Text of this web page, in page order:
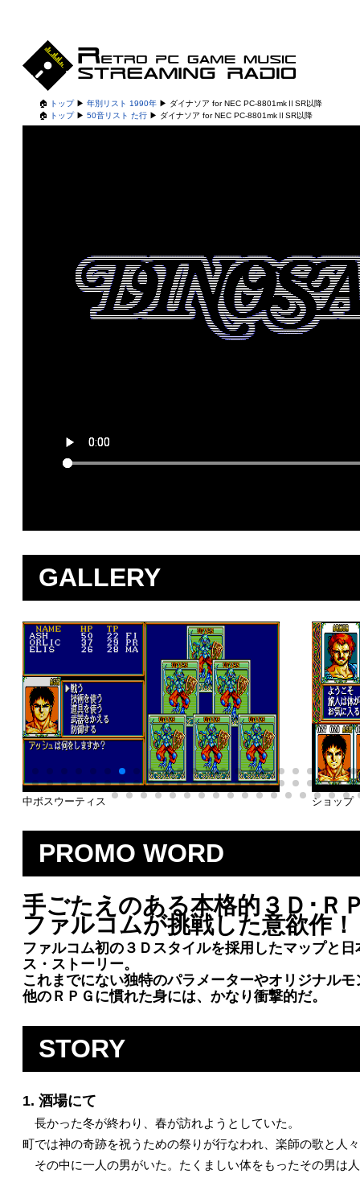
🏠 トップ▶ 年別リスト 1990年 ▶ ダイナソア for NEC PC-8801mkⅡSR以降
🏠
トップ▶ 50音リスト た行 ▶ ダイナソア for NEC PC-8801mkⅡSR以降
GALLERY
中ボスウーティス ショップ
PROMO WORD
手ごたえのある本格的３Ｄ･Ｒ
ファルコムが挑戦した意欲作！
ファルコム初の３Ｄスタイルを採用したマップと
ス・ストーリー。
これまでにない独特のパラメーターやオリジナル
他のＲＰＧに慣れた身には、かなり衝撃的だ。
STORY
1. 酒場にて
長かった冬が終わり、春が訪れようとしていた。
町では神の奇跡を祝うための祭りが行なわれ、楽師の歌と人
その中に一人の男がいた。たくましい体をもったその男は